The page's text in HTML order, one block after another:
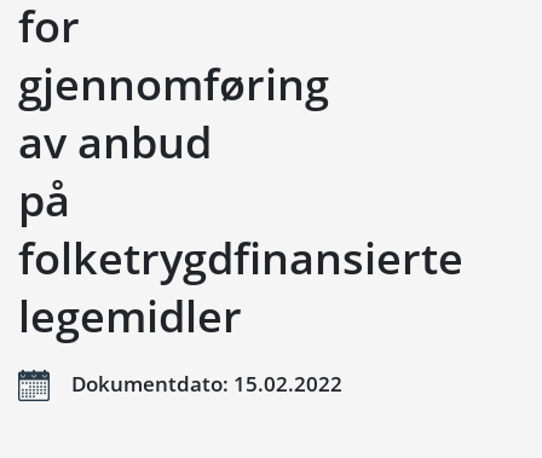
for
gjennomføring
av anbud
på
folketrygdfinansierte
legemidler
Dokumentdato: 15.02.2022